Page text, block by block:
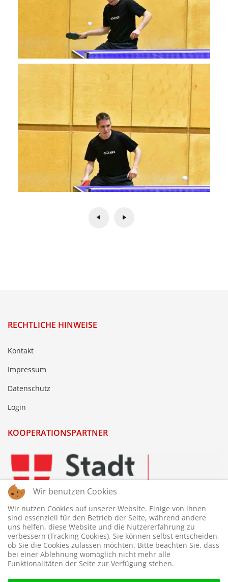
RECHTLICHE HINWEISE
Kontakt
Impressum
Datenschutz
Login
KOOPERATIONSPARTNER
Wir benutzen Cookies
Wir nutzen Cookies auf unserer Website. Einige von ihnen
sind essenziell für den Betrieb der Seite, während andere
uns helfen, diese Website und die Nutzererfahrung zu
verbessern (Tracking Cookies). Sie können selbst entscheiden,
ob Sie die Cookies zulassen möchten. Bitte beachten Sie, dass
bei einer Ablehnung womöglich nicht mehr alle
Funktionalitäten der Seite zur Verfügung stehen.